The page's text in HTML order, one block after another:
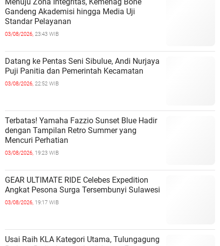
Gandeng Akademisi hingga Media Uji
Standar Pelayanan
03/08/2026, 23:43 WIB
Datang ke Pentas Seni Sibulue, Andi Nurjaya
Puji Panitia dan Pemerintah Kecamatan
03/08/2026, 22:52 WIB
Terbatas! Yamaha Fazzio Sunset Blue Hadir
dengan Tampilan Retro Summer yang
Mencuri Perhatian
03/08/2026, 19:23 WIB
GEAR ULTIMATE RIDE Celebes Expedition
Angkat Pesona Surga Tersembunyi Sulawesi
03/08/2026, 19:17 WIB
Usai Raih KLA Kategori Utama, Tulungagung